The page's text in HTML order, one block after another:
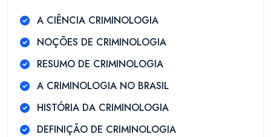
A CIÊNCIA CRIMINOLOGIA
NOÇÕES DE CRIMINOLOGIA
RESUMO DE CRIMINOLOGIA
A CRIMINOLOGIA NO BRASIL
HISTÓRIA DA CRIMINOLOGIA
DEFINIÇÃO DE CRIMINOLOGIA